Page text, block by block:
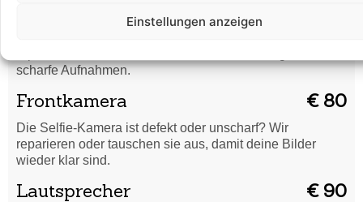
Einstellungen anzeigen
scharfe Aufnahmen.
Frontkamera € 80
Die Selfie-Kamera ist defekt oder unscharf? Wir
reparieren oder tauschen sie aus, damit deine Bilder
wieder klar sind.
Lautsprecher € 90